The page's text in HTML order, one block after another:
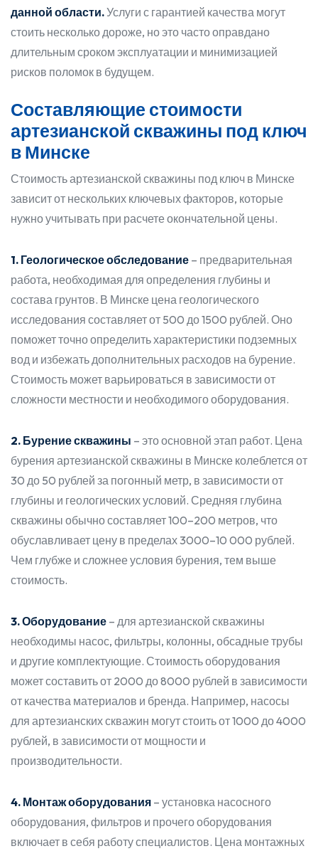
данной области.Услуги с гарантией качества могут
стоить несколько дороже, но это часто оправдано
длительным сроком эксплуатации и минимизацией
рисков поломок в будущем.
Составляющие стоимости
артезианской скважины под ключ
в Минске
Стоимость артезианской скважины под ключ в Минске
зависит от нескольких ключевых факторов, которые
нужно учитывать при расчете окончательной цены.
1. Геологическое обследование – предварительная
работа, необходимая для определения глубины и
состава грунтов. В Минске цена геологического
исследования составляет от 500 до 1500 рублей. Оно
поможет точно определить характеристики подземных
вод и избежать дополнительных расходов на бурение.
Стоимость может варьироваться в зависимости от
сложности местности и необходимого оборудования.
2. Бурение скважины – это основной этап работ. Цена
бурения артезианской скважины в Минске колеблется от
30 до 50 рублей за погонный метр, в зависимости от
глубины и геологических условий. Средняя глубина
скважины обычно составляет 100–200 метров, что
обуславливает цену в пределах 3000–10 000 рублей.
Чем глубже и сложнее условия бурения, тем выше
стоимость.
3. Оборудование – для артезианской скважины
необходимы насос, фильтры, колонны, обсадные трубы
и другие комплектующие. Стоимость оборудования
может составить от 2000 до 8000 рублей в зависимости
от качества материалов и бренда. Например, насосы
для артезианских скважин могут стоить от 1000 до 4000
рублей, в зависимости от мощности и
производительности.
4. Монтаж оборудования – установка насосного
оборудования, фильтров и прочего оборудования
включает в себя работу специалистов. Цена монтажных